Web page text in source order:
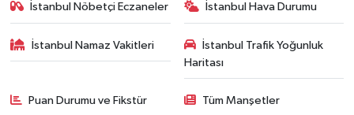
İstanbul Nöbetçi Eczaneler İstanbul Hava Durumu
İstanbul Namaz Vakitleri
İstanbul Trafik Yoğunluk
Haritası
Puan Durumu ve Fikstür Tüm Manşetler